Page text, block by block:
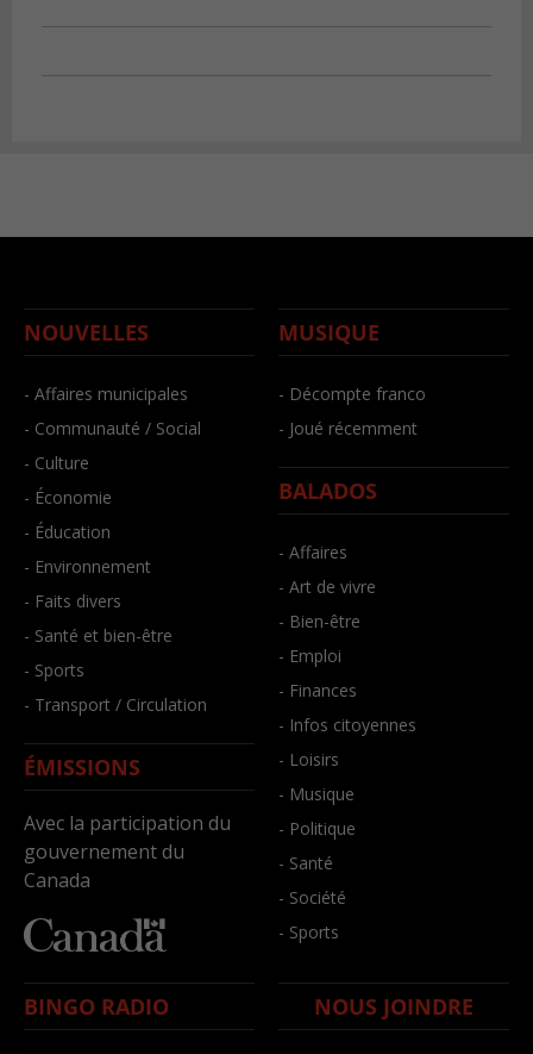
NOUVELLES
- Affaires municipales
- Communauté / Social
- Culture
- Économie
- Éducation
- Environnement
- Faits divers
- Santé et bien-être
- Sports
- Transport / Circulation
ÉMISSIONS
Avec la participation du
gouvernement du
Canada
MUSIQUE
- Décompte franco
- Joué récemment
BALADOS
- Affaires
- Art de vivre
- Bien-être
- Emploi
- Finances
- Infos citoyennes
- Loisirs
- Musique
- Politique
- Santé
- Société
- Sports
BINGO RADIO NOUS JOINDRE